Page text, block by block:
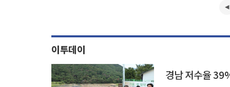
이투데이
경남 저수율